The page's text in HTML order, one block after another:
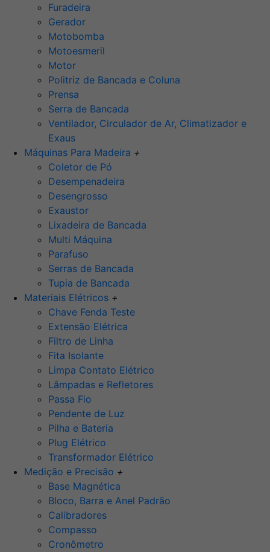
Furadeira
Gerador
Motobomba
Motoesmeril
Motor
Politriz de Bancada e Coluna
Prensa
Serra de Bancada
Ventilador, Circulador de Ar, Climatizador e
Exaus
Máquinas Para Madeira +
Coletor de Pó
Desempenadeira
Desengrosso
Exaustor
Lixadeira de Bancada
Multi Máquina
Parafuso
Serras de Bancada
Tupia de Bancada
Materiais Elétricos +
Chave Fenda Teste
Extensão Elétrica
Filtro de Linha
Fita Isolante
Limpa Contato Elétrico
Lâmpadas e Refletores
Passa Fio
Pendente de Luz
Pilha e Bateria
Plug Elétrico
Transformador Elétrico
Medição e Precisão +
Base Magnética
Bloco, Barra e Anel Padrão
Calibradores
Compasso
Cronômetro